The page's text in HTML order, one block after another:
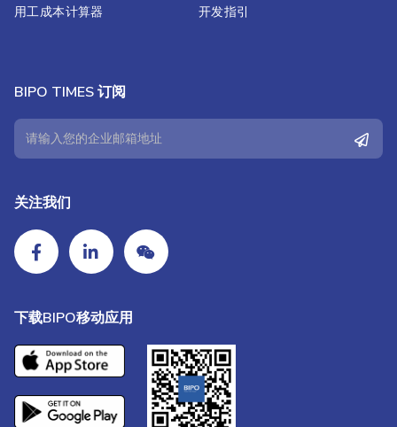
用工成本计算器
开发指引
BIPO TIMES 订阅
关注我们
下载BIPO移动应用